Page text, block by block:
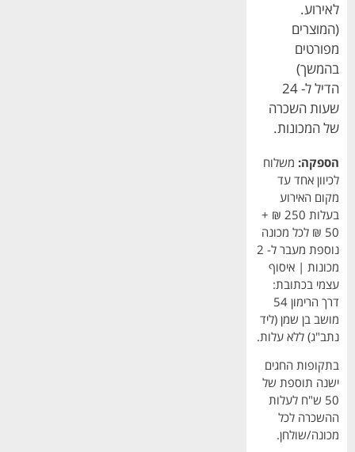
לאירוע.
(המוצרים
מפורטים
בהמשך)
הדיל ל- 24
שעות השכרה
של המכונות.
הספקה: משלוח
לכיוון אחד עד
מקום האירוע
בעלות 250 ₪ +
50 ₪ לכל מכונה
נוספת מעבר ל- 2
מכונות | איסוף
עצמי בכתובת:
דרך הרימון 54
מושב בן שמן (ליד
נתב"ג) ללא עלות.
בתקופות החגים
ישנה תוספת של
50 ש"ח לעלות
ההשכרה לכל
מכונה/שולחן.